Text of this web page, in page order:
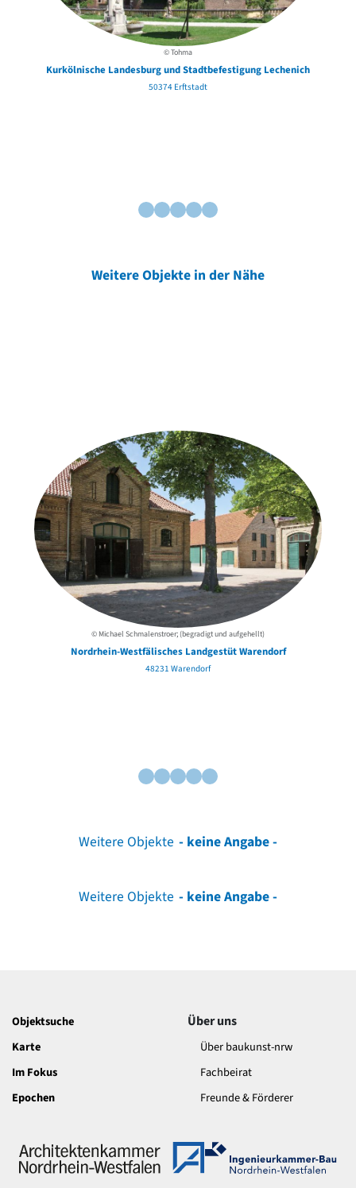
© Tohma
Kurkölnische Landesburg und Stadtbefestigung Lechenich
50374 Erftstadt
Weitere Objekte in der Nähe
© Michael Schmalenstroer; (begradigt und aufgehellt)
Nordrhein-Westfälisches Landgestüt Warendorf
48231 Warendorf
Weitere Objekte - keine Angabe -
Weitere Objekte - keine Angabe -
Objektsuche
Karte
Im Fokus
Epochen
Über uns
Über baukunst-nrw
Fachbeirat
Freunde & Förderer